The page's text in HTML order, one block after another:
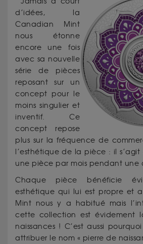
d’idées, la
Canadian Mint
nous étonne
encore une fois
avec sa nouvelle
série de pièces
reposant sur un
concept pour le
moins singulier et
inventif. Ce
concept repose
plus sur la fréquence de
l’esthétique de la pièce : il
une pièce par mois pendant une
Chaque pièce bénéficie
esthétique qui lui est propre et
Mint nous y a habitué mais
cette collection est évidement
naissances ! C’est aussi
attribuer le nom « pierre de